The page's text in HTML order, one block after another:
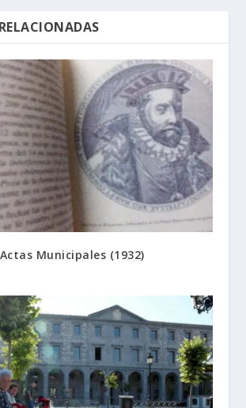
Actas Municipales (1932)